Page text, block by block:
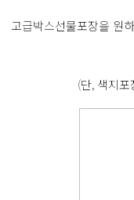
고급박스선물포장을 원
(단, 색지